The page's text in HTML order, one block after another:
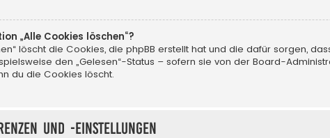
„Alle Cookies löschen“?
löscht die Cookies, die phpBB erstellt hat und die dafür sorgen,
den „Gelesen“-Status – sofern sie von der Board-
du die Cookies löscht.
und -einstellungen